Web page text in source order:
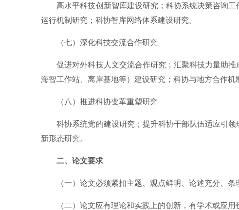
高水平科技创新智库建设研究；科协系统决策咨询
运行机制研究；科协智库网络体系建设研究。
（七）深化科技交流合作研究
促进对外科技人文交流合作研究；汇聚科技力量助
海智工作站、离岸基地等）建设研究；科协与地方合作机
（八）推进科协变革重塑研究
科协系统党的建设研究；提升科协干部队伍适应引
新形态研究。
二、论文要求
（一）论文必须紧扣主题、观点鲜明、论述充分、条
（二）论文应有理论和实践上的创新，有学术或应